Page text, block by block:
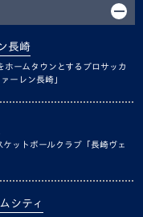
長崎
ホームタウンとするプロサッカ
ーレン長崎」
ケットボールクラブ「長崎ヴェ
シティ